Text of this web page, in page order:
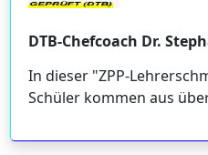
DTB-Chefcoach Dr.
In dieser "ZPP-
Schüler kommen aus